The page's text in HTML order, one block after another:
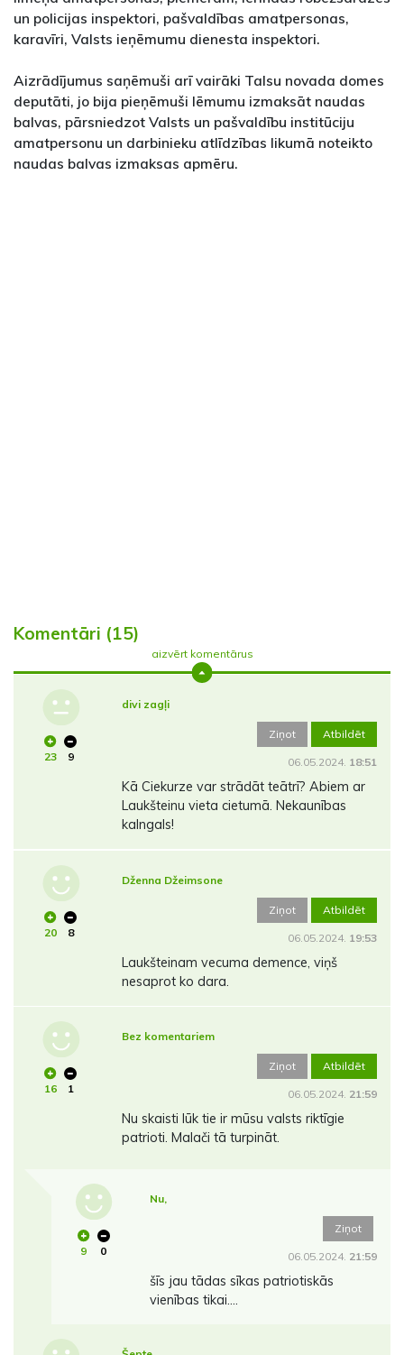
un policijas inspektori, pašvaldības amatpersonas,
karavīri, Valsts ieņēmumu dienesta inspektori.
Aizrādījumus saņēmuši arī vairāki Talsu novada domes
deputāti, jo bija pieņēmuši lēmumu izmaksāt naudas
balvas, pārsniedzot Valsts un pašvaldību institūciju
amatpersonu un darbinieku atlīdzības likumā noteikto
naudas balvas izmaksas apmēru.
Komentāri (15)
aizvērt komentārus
23 9
divi zagļi
Ziņot Atbildēt
06.05.2024. 18:51
Kā Ciekurze var strādāt teātrī? Abiem ar
Laukšteinu vieta cietumā. Nekaunības
kalngals!
20 8
Dženna Džeimsone
Ziņot Atbildēt
06.05.2024. 19:53
Laukšteinam vecuma demence, viņš
nesaprot ko dara.
16 1
Bez komentariem
Ziņot Atbildēt
06.05.2024. 21:59
Nu skaisti lūk tie ir mūsu valsts riktīgie
patrioti. Malači tā turpināt.
9 0
Nu,
Ziņot
06.05.2024. 21:59
šīs jau tādas sīkas patriotiskās
vienības tikai....